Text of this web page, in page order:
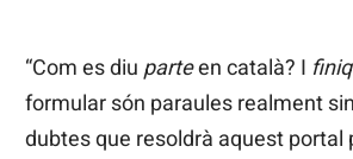
“Com es diu parteen català? I
formular són paraules realment
dubtes que resoldrà aquest portal